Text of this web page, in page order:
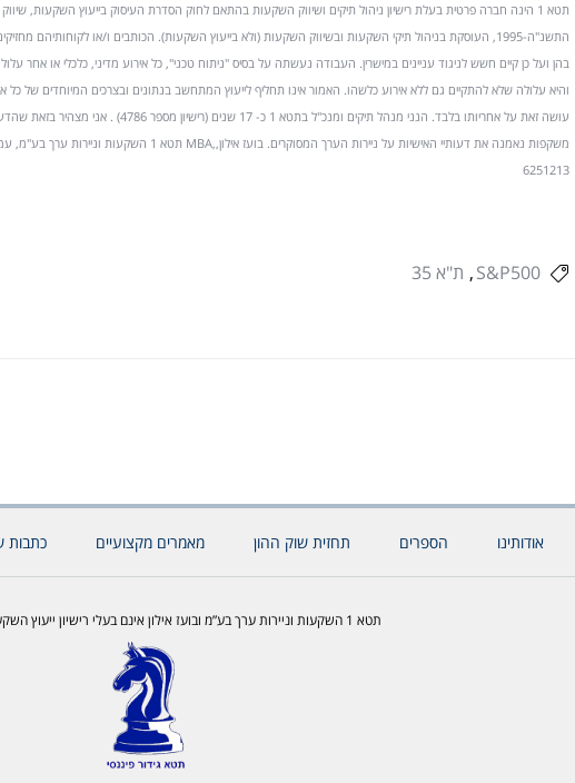
תטא 1 הינה חברה פרטית בעלת רישיון ניהול תיקים ושיווק השקעות בהתאם לחוק הסדרת העיסוק בייעוץ השקעות,
התשנ"ה-1995, העוסקת בניהול תיקי השקעות ובשיווק השקעות (ולא בייעוץ השקעות). הכותבים ו/או לקוחותיהם
בהן ועל כן קיים חשש לניגוד עניינים במישרין. העבודה נעשתה על בסיס "ניתוח טכני", כל אירוע מדיני, כלכלי או אחר
והיא עלולה שלא להתקיים גם ללא אירוע כלשהו. האמור אינו תחליף לייעוץ המתחשב בנתונים ובצרכים המיוחדים של
עושה זאת על אחריותו בלבד. הנני מנהל תיקים ומנכ"ל בתטא 1
6251213
S&P500 ת"א 35
אודותינו הספרים תחזית שוק ההון מאמרים מקצועיים כתבות
תטא 1 השקעות וניירות ערך בע”מ ובועז אילון אינם בעלי רישיון ייעוץ השקעות בתוקף(מותלה)